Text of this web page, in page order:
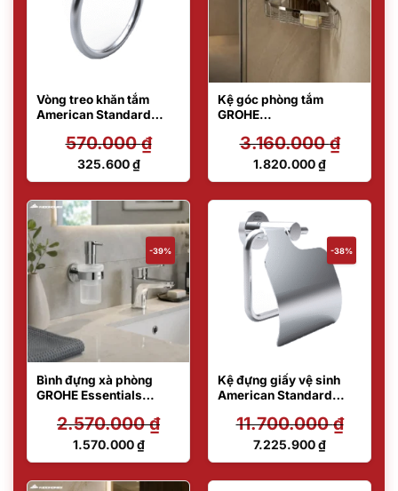
Vòng treo khăn tắm
American Standard
570.000₫
Giá
570.000 ₫.
325.600₫
Giá
là:
325.600 ₫.
Kệ góc phòng tắm
GROHE
40663001
3.160.000₫
Giá
3.160.000 ₫.
1.820.000₫
Giá
là:
1.820.000 ₫.
-39%
Bình đựng xà phòng
GROHE Essentials
2.570.000₫
Giá
2.570.000 ₫.
1.570.000₫
Giá
tại
-38%
Kệ đựng giấy vệ sinh
American Standard
11.700.000₫
Giá
11.700.000 ₫.
7.225.900₫
Giá